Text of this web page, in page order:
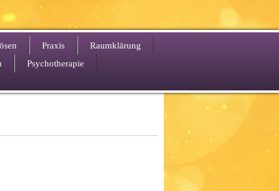
Praxis
Raumklärung
Psychotherapie